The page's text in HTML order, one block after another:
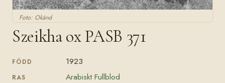
Foto: Okänd
Szeikha ox PASB 371
FÖDD 1923
RAS Arabiskt Fullblod